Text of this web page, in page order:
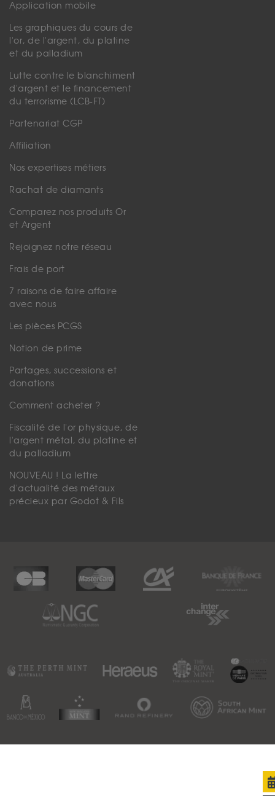
Application mobile
Les graphiques du cours de
l'or, de l'argent, du platine
et du palladium
Lutte contre le blanchiment
d'argent et le financement
du terrorisme (LCB-FT)
Partenariat CGP
Affiliation
Nos expertises métiers
Rachat de diamants
Comparez nos produits Or
et Argent
Rejoignez notre réseau
Frais de port
7 raisons de faire affaire
avec nous
Les pièces PCGS
Notion de prime
Partages, successions et
donations
Comment acheter ?
Fiscalité de l'or physique, de
l'argent métal, du platine et
du palladium
NOUVEAU ! La lettre
d'actualité des métaux
précieux par Godot & Fils